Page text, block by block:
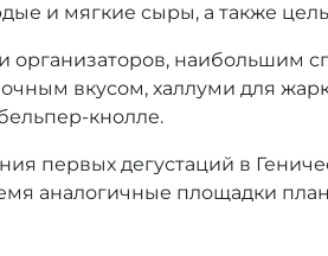
и мягкие сыры, а также
наибольшим
вкусом, халлуми для
кнолле.
первых дегустаций в
аналогичные площадки